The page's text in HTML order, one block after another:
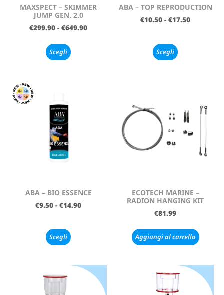
MAXSPECT – SKIMMER
JUMP GEN. 2.0
€299.90 - €649.90
Scegli
ABA – TOP REPRODUCTION
€10.50 - €17.50
Scegli
ABA – BIO ESSENCE
€9.50 - €14.90
Scegli
ECOTECH MARINE –
RADION HANGING KIT
€81.99
Aggiungi al carrello